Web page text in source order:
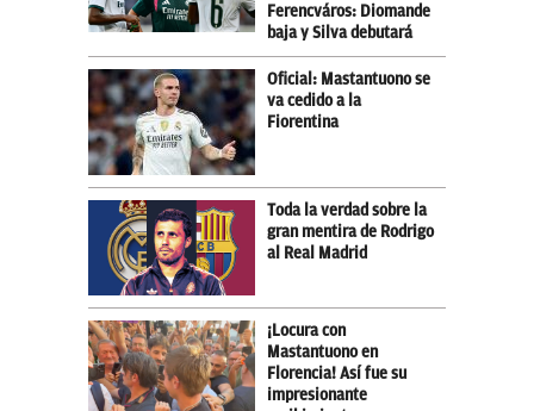
Ferencváros: Diomande
baja y Silva debutará
Oficial: Mastantuono se
va cedido a la
Fiorentina
Toda la verdad sobre la
gran mentira de Rodrigo
al Real Madrid
¡Locura con
Mastantuono en
Florencia! Así fue su
impresionante